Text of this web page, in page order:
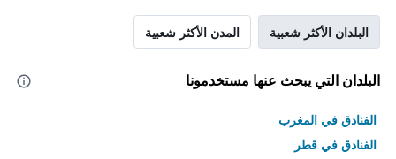
البلدان الأكثر شعبية المدن الأكثر شعبية
البلدان التي يبحث عنها مستخدمونا
الفنادق في المغرب
الفنادق في قطر